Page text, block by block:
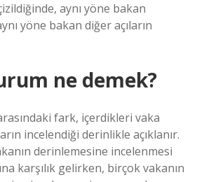
aynı yöne bakan
yöne bakan diğer açıların
ne demek?
fark, içerdikleri vaka
incelendiği derinlikle açıklanır.
derinlemesine incelenmesi
karşılık gelirken, birçok vakanın